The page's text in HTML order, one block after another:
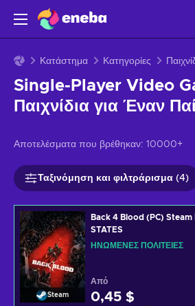
Κατάστημα Κατηγορίες
Single-Player Video
Παιχνίδια για Έναν
Αποτελέσματα που βρέθηκαν: 10000+
Ταξινόμηση και φιλτράρισμα (4)
Steam
Back 4 Blood (PC) Steam
STATES
ΗΝΩΜΈΝΕΣ ΠΟΛΙΤΕΊΕΣ
Από
0,45 $